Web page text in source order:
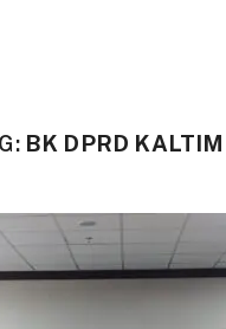
BK DPRD KALTIM